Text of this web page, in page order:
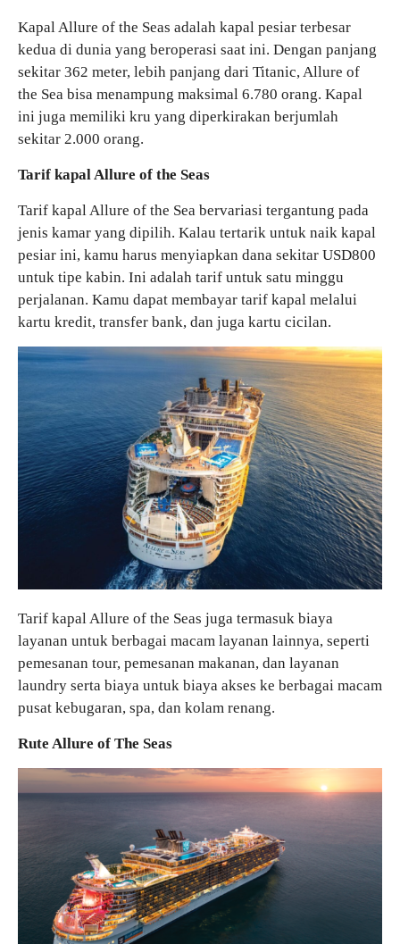
Kapal Allure of the Seas adalah kapal pesiar terbesar
kedua di dunia yang beroperasi saat ini. Dengan panjang
sekitar 362 meter, lebih panjang dari Titanic, Allure of
the Sea bisa menampung maksimal 6.780 orang. Kapal
ini juga memiliki kru yang diperkirakan berjumlah
sekitar 2.000 orang.
Tarif kapal Allure of the Seas
Tarif kapal Allure of the Sea bervariasi tergantung pada
jenis kamar yang dipilih. Kalau tertarik untuk naik kapal
pesiar ini, kamu harus menyiapkan dana sekitar USD800
untuk tipe kabin. Ini adalah tarif untuk satu minggu
perjalanan. Kamu dapat membayar tarif kapal melalui
kartu kredit, transfer bank, dan juga kartu cicilan.
Tarif kapal Allure of the Seas juga termasuk biaya
layanan untuk berbagai macam layanan lainnya, seperti
pemesanan tour, pemesanan makanan, dan layanan
laundry serta biaya untuk biaya akses ke berbagai macam
pusat kebugaran, spa, dan kolam renang.
Rute Allure of The Seas